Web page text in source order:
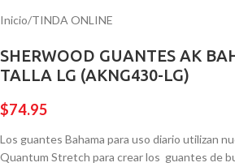
Inicio/TINDA ONLINE
SHERWOOD GUANTES AK
TALLA LG (AKNG430-LG)
$74.95
Los guantes Bahama para uso diario utilizan
Quantum Stretch para crear los guantes de